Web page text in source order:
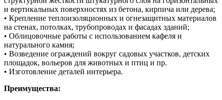
и вертикальных поверхностях из бетона, кирпича или дерева;
• Крепление теплоизоляционных и огнезащитных материалов
на стенах, потолках, трубопроводах и фасадах зданий;
• Облицовочные работы с использованием кафеля и
натурального камня;
• Возведение ограждений вокруг садовых участков, детских
площадок, вольеров для животных и птиц и пр.
• Изготовление деталей интерьера.
Преимущества: